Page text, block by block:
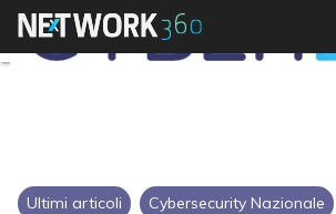
Ultimi articoli Cybersecurity Nazionale